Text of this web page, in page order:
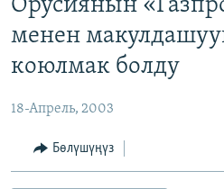
салыңызКЫРГЫЗСТАН
МАДАНИЯТ
ДҮЙНӨ
ТВ ПРОГРАММАЛАР
БҮГҮН АЗАТТЫКТА
ПОДКАСТ
Орусиянын
менен
коюлмак болду
18-Апрель, 2003
Бөлүшүңүз